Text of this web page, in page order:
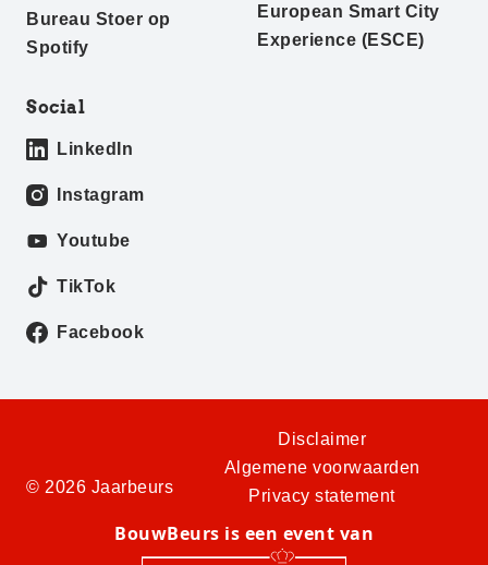
Bureau Stoer op
Spotify
European Smart City
Experience (ESCE)
Social
LinkedIn
Instagram
Youtube
TikTok
Facebook
© 2026 Jaarbeurs
Disclaimer
Algemene voorwaarden
Privacy statement
BouwBeurs is een event van